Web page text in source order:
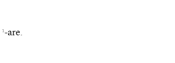
1-are.